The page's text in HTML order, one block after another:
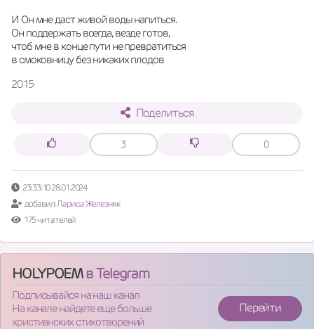
И Он мне даст живой воды напиться.
Он поддержать всегда, везде готов,
чтоб мне в конце пути не превратиться
в смоковницу без никаких плодов
2015
Поделиться
3 0
23:33:10 28.01.2024
добавил:Лариса Железняк
175 читателей
HOLYPOEMв Telegram
Подписывайся на наш канал
На канале найдете еще больше
христианских стихотворений
Перейти